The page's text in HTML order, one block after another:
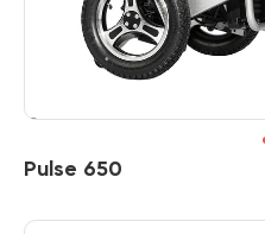
Pulse 650